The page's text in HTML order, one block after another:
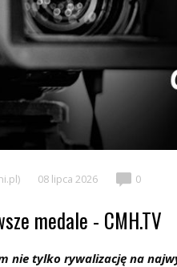
08 lipca 2026 0
medale - CMH.TV
nie tylko rywalizację na